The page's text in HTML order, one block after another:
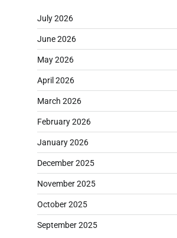
July 2026
June 2026
May 2026
April 2026
March 2026
February 2026
January 2026
December 2025
November 2025
October 2025
September 2025